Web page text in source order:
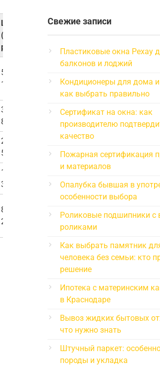
Цена
(руб/
рулон)
500-
1500
300-
800
200-
500
150-
300
800-
2000
Свежие записи
Пластиковые окна Рехау
балконов и лоджий
Кондиционеры для дома
как выбрать правильно
Сертификат на окна: как
производителю
качество
Пожарная сертификация
и материалов
Опалубка бывшая в
особенности выбора
Роликовые подшипники с
роликами
Как выбрать памятник
человека без семьи: кто
решение
Ипотека с материнским
в Краснодаре
Вывоз жидких бытовых
что нужно знать
Штучный паркет:
породы и укладка